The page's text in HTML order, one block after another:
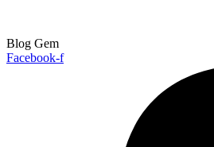
Blog Gem
Facebook-f